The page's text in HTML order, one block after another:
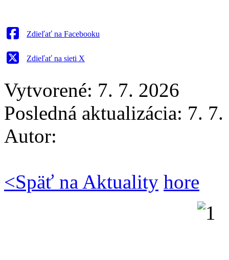
Zdieľať na Facebooku
Zdieľať na sieti X
Vytvorené: 7. 7. 2026
Posledná aktualizácia: 7.
Autor:
<Späť na Aktuality hore